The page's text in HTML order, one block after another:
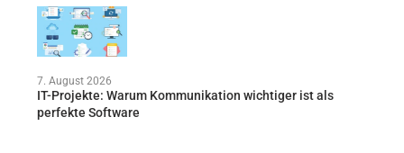
7. August 2026
IT-Projekte: Warum Kommunikation wichtiger ist als
perfekte Software